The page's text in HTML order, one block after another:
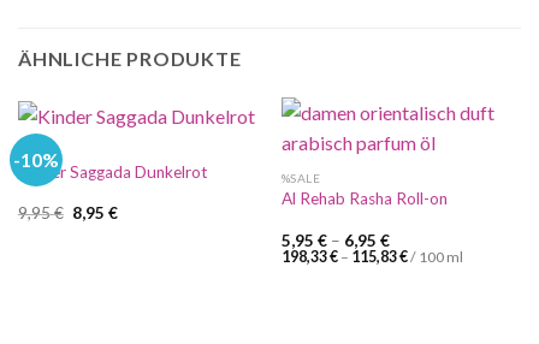
ÄHNLICHE PRODUKTE
-10%
Kinder Saggada Dunkelrot
9,95€ Ursprünglicher
Preis
8,95 €Aktueller
%SALE
Al Rehab Rasha Roll-on
5,95 €– 6,95 €
198,33€– 115,83€/ 100 ml